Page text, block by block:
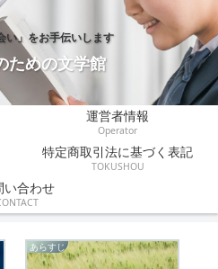
い」をお手伝いします
ための文学館
運営者情報
Operator
特定商取引法に基づく表記
TOKUSHOU
い合わせ
あらすじ